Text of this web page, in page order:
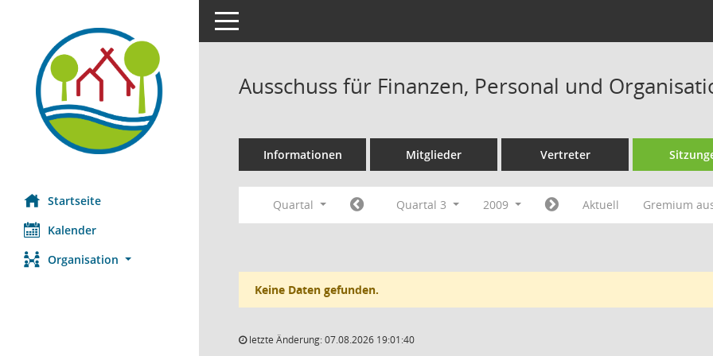
Startseite
Kalender
Organisation
Toggle navigation
Ausschuss für Finanzen, Personal und
Informationen Mitglieder Vertreter
Quartal Quartal 3 2009 Aktuell Gremium
Keine Daten gefunden.
letzte Änderung: 07.08.2026 19:01:40